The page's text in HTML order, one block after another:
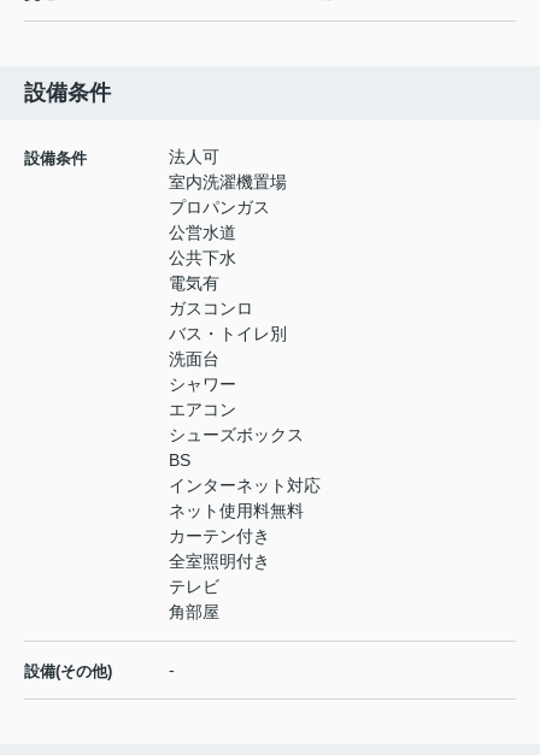
設備条件
設備条件
法人可
室内洗濯機置場
プロパンガス
公営水道
公共下水
電気有
ガスコンロ
バス・トイレ別
洗面台
シャワー
エアコン
シューズボックス
BS
インターネット対応
ネット使用料無料
カーテン付き
全室照明付き
テレビ
角部屋
設備(その他) -